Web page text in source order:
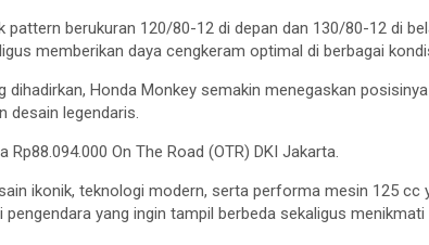
berukuran 120/80-12 di depan dan 130/80-12 di
memberikan daya cengkeram optimal di berbagai
dihadirkan, Honda Monkey semakin menegaskan
desain legendaris.
On The Road (OTR) DKI Jakarta.
ikonik, teknologi modern, serta performa mesin 125 cc
yang ingin tampil berbeda sekaligus